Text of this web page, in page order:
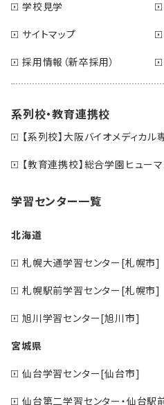
学校見学
サイトマップ
採用情報（新卒採用）
系列校・教育連携校
【系列校】大阪バイオメディカル
【教育連携校】総合学園ヒュー
学習センター一覧
北海道
札幌大通学習センター[札幌市]
札幌駅前学習センター[札幌市]
旭川学習センター[旭川市]
宮城県
仙台学習センター[仙台市]
仙台第二学習センター・仙台